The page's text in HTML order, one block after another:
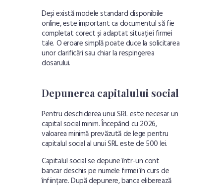
Deși există modele standard disponibile
online, este important ca documentul să fie
completat corect și adaptat situației firmei
tale. O eroare simplă poate duce la solicitarea
unor clarificări sau chiar la respingerea
dosarului.
Depunerea capitalului social
Pentru deschiderea unui SRL este necesar un
capital social minim. Începând cu 2026,
valoarea minimă prevăzută de lege pentru
capitalul social al unui SRL este de 500 lei.
Capitalul social se depune într-un cont
bancar deschis pe numele firmei în curs de
înființare. După depunere, banca eliberează